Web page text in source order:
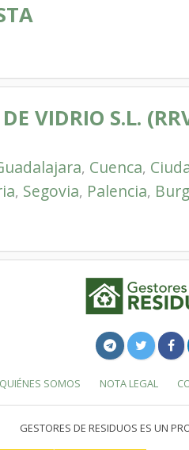
VIDRIO S.L.
, Cuenca,
, Segovia, Palencia,
QUIÉNES SOMOS NOTA LEGAL
GESTORES DE RESIDUOS ES UN